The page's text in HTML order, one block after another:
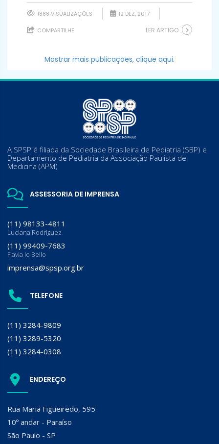
1888 VISUALIZAÇÕES 12 DEZ, 2017
COMPARTILHE LER ARTIGO
Mostrar mais publicações, clique aqui.
A SPSP é filiada da Sociedade Brasileira de Pediatria (SBP) e
Departamento de Pediatria da Associação Paulista de
Medicina (APM)
ASSESSORIA DE IMPRENSA
(11) 98133-4811
Luciana Rodriguez
(11) 99409-7683
Flavia lo Bello
imprensa@spsp.org.br
TELEFONE
(11) 3284-9809
(11) 3289-5320
(11) 3284-0308
ENDEREÇO
Rua Maria Figueiredo, 595
10º andar - Paraíso
São Paulo - SP